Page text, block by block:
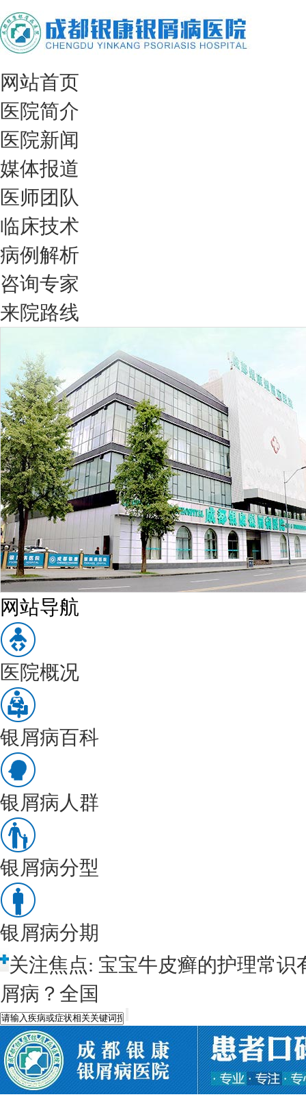
网站首页
医院简介
医院新闻
媒体报道
医师团队
临床技术
病例解析
咨询专家
来院路线
网站导航
医院概况
银屑病百科
银屑病人群
银屑病分型
银屑病分期
关注焦点: 宝宝牛皮癣的护理常识
屑病？全国